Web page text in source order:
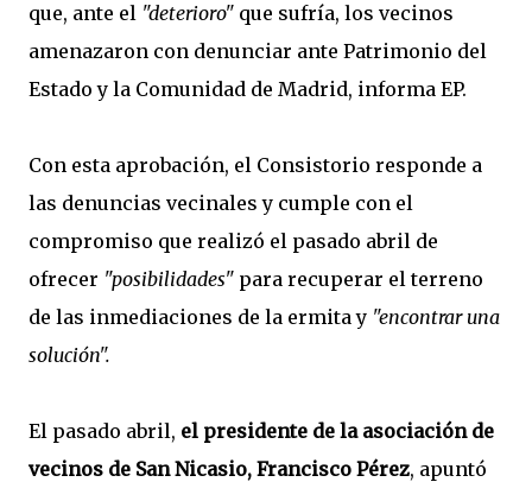
que, ante el "deterioro" que sufría, los vecinos
amenazaron con denunciar ante Patrimonio del
Estado y la Comunidad de Madrid, informa EP.
Con esta aprobación, el Consistorio responde a
las denuncias vecinales y cumple con el
compromiso que realizó el pasado abril de
ofrecer "posibilidades" para recuperar el terreno
de las inmediaciones de la ermita y "encontrar una
solución".
El pasado abril, el presidente de la asociación de
vecinos de San Nicasio, Francisco Pérez, apuntó